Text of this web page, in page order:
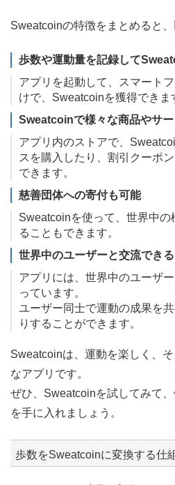
Sweatcoinの特徴をまとめると、
歩数や運動量を記録して
アプリを起動して、スマート
けで、Sweatcoinを獲得できま
Sweatcoinで様々な商品やサ
アプリ内のストアで、
スを購入したり、割引クーポ
できます。
慈善団体への寄付も可能
Sweatcoinを使って、世界中
ることもできます。
世界中のユーザーと交流できる
アプリには、世界中のユーザ
っています。
ユーザー同士で運動の成果を
りすることができます。
Sweatcoinは、運動を楽しく、
なアプリです。
ぜひ、Sweatcoinを試してみて
を手に入れましょう。
歩数をSweatcoinに変換する仕